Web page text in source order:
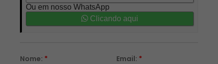
Ou em nosso WhatsApp
Clicando aqui
Nome: * Email: *